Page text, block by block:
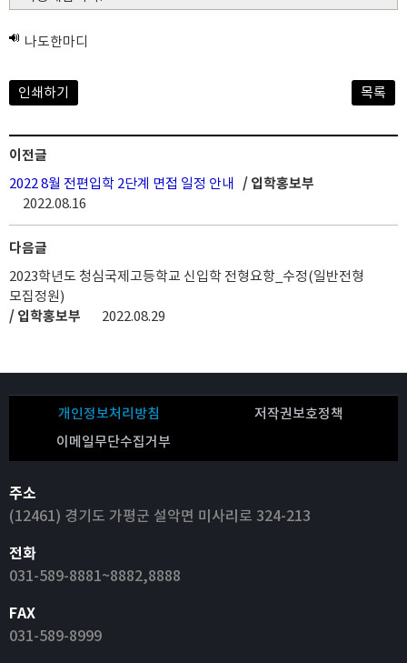
나도한마디
인쇄하기 목록
이전글
2022 8월 전편입학 2단계 면접 일정 안내 / 입학홍보부
2022.08.16
다음글
2023학년도 청심국제고등학교 신입학 전형요항_수정(일반전형
모집정원)
/ 입학홍보부
2022.08.29
개인정보처리방침
저작권보호정책
이메일무단수집거부
주소
(12461) 경기도 가평군 설악면 미사리로 324-213
전화
031-589-8881~8882,8888
FAX
031-589-8999